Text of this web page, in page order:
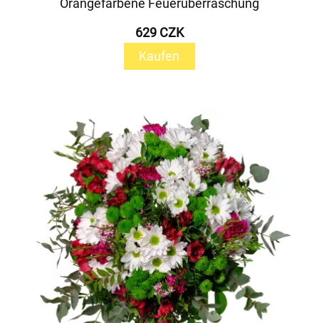
Orangefarbene Feuerüberraschung
629 CZK
Kaufen